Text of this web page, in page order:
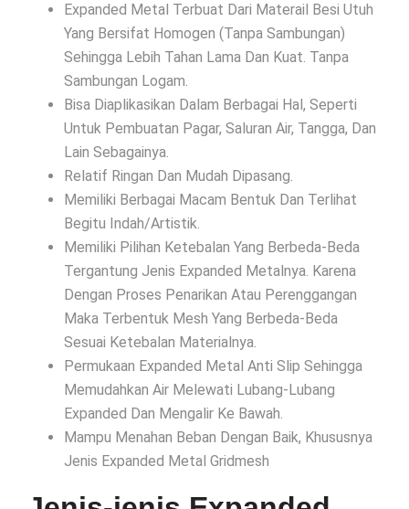
Expanded Metal Terbuat Dari Materail Besi Utuh
Yang Bersifat Homogen (Tanpa Sambungan)
Sehingga Lebih Tahan Lama Dan Kuat. Tanpa
Sambungan Logam.
Bisa Diaplikasikan Dalam Berbagai Hal, Seperti
Untuk Pembuatan Pagar, Saluran Air, Tangga, Dan
Lain Sebagainya.
Relatif Ringan Dan Mudah Dipasang.
Memiliki Berbagai Macam Bentuk Dan Terlihat
Begitu Indah/Artistik.
Memiliki Pilihan Ketebalan Yang Berbeda-Beda
Tergantung Jenis Expanded Metalnya. Karena
Dengan Proses Penarikan Atau Perenggangan
Maka Terbentuk Mesh Yang Berbeda-Beda
Sesuai Ketebalan Materialnya.
Permukaan Expanded Metal Anti Slip Sehingga
Memudahkan Air Melewati Lubang-Lubang
Expanded Dan Mengalir Ke Bawah.
Mampu Menahan Beban Dengan Baik, Khususnya
Jenis Expanded Metal Gridmesh